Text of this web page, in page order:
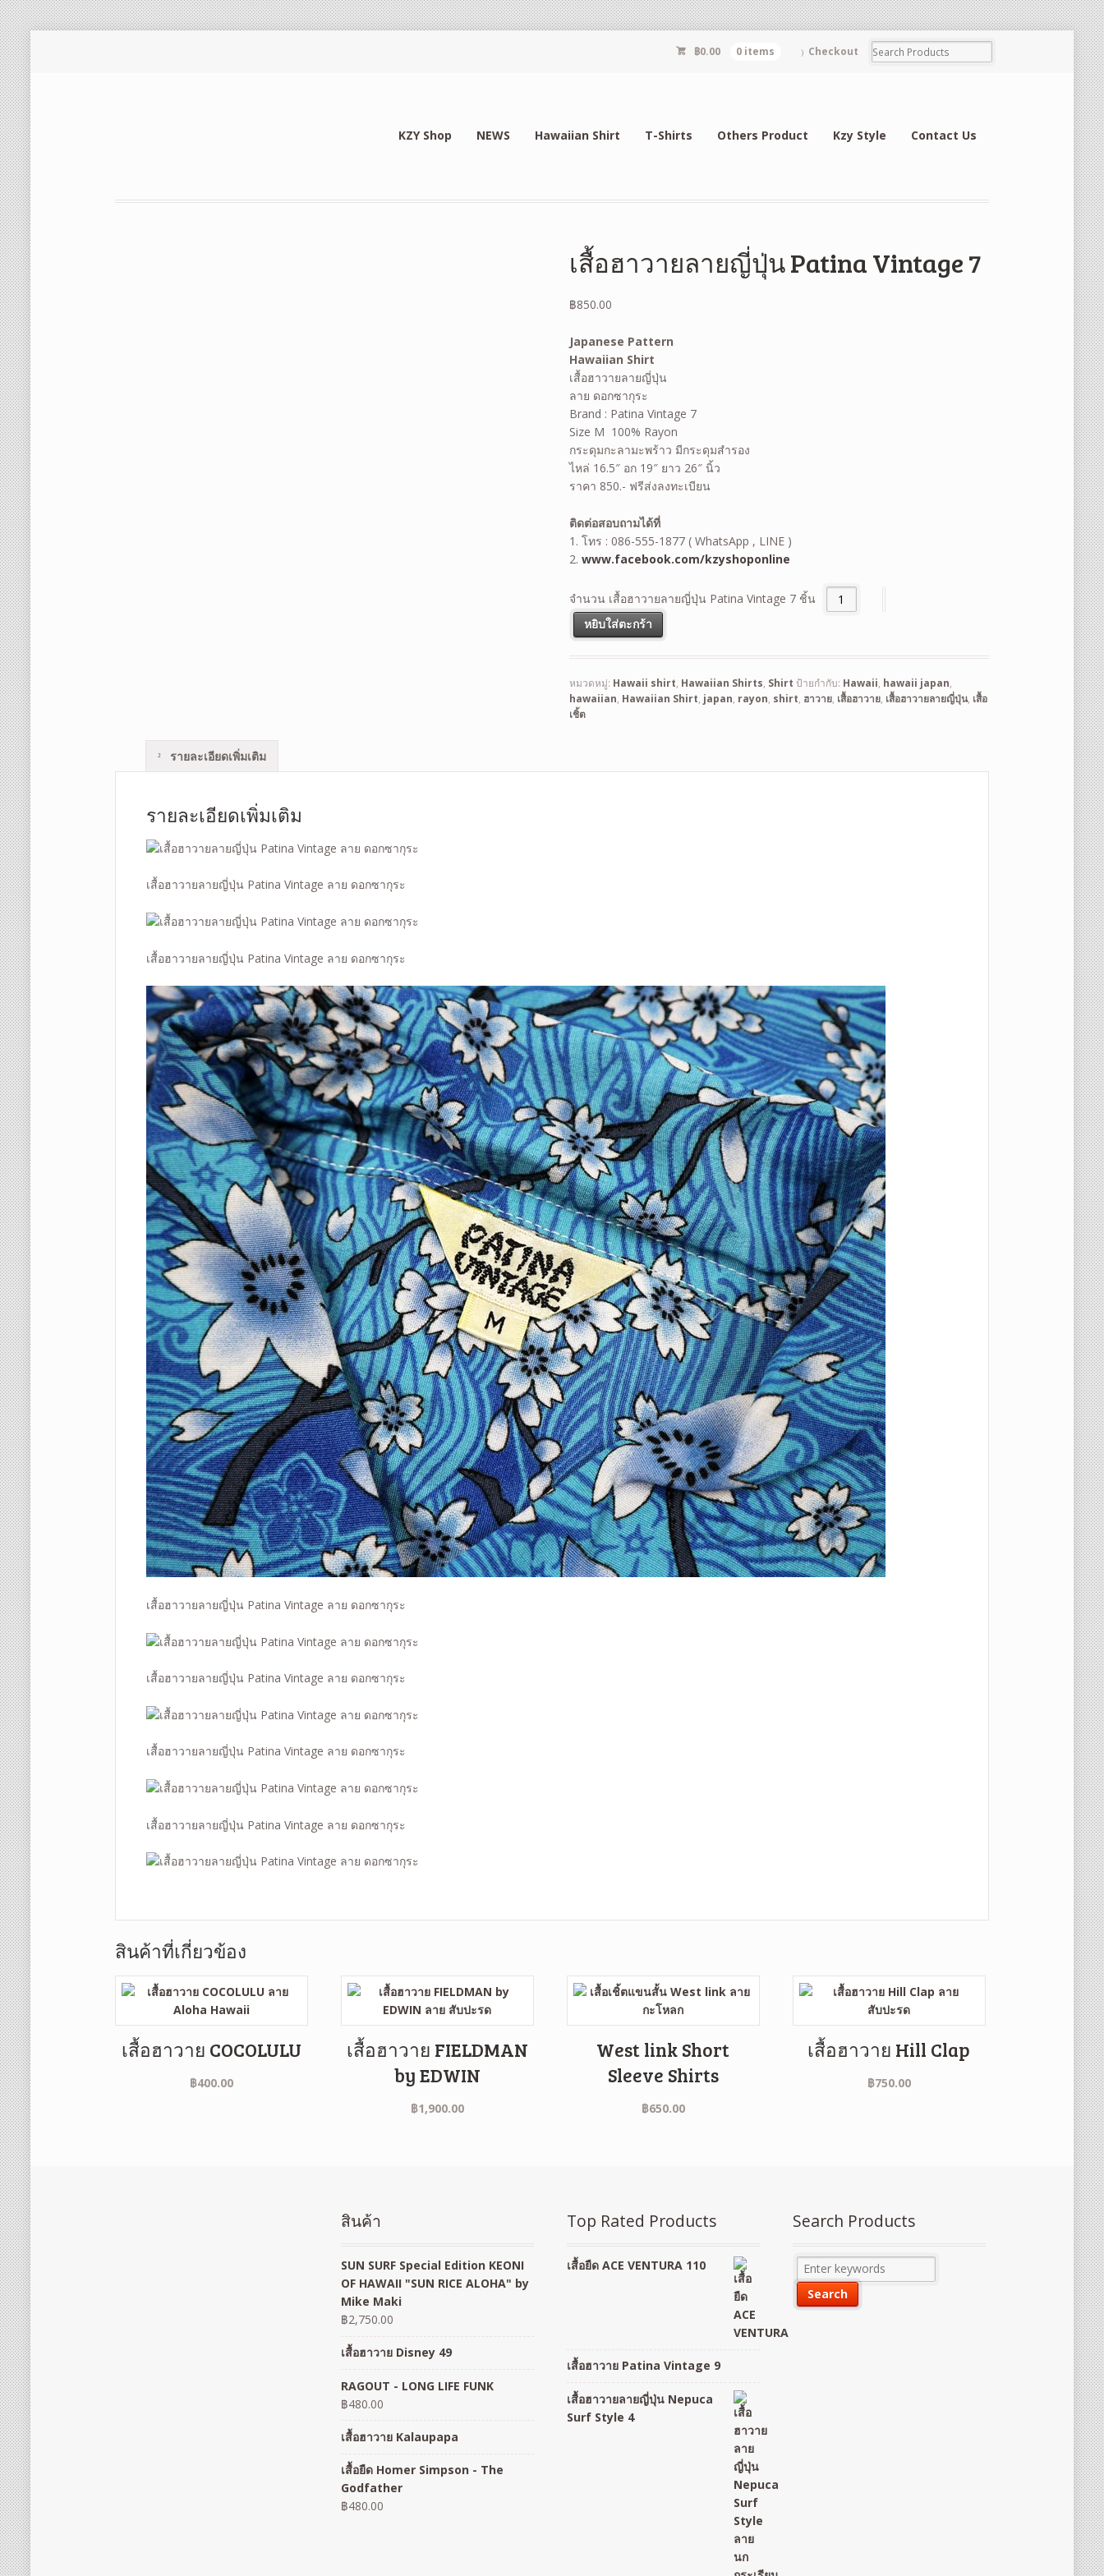
฿0.00 0 items Checkout
KZY Shop NEWS Hawaiian Shirt T-Shirts Others Product Kzy Style Contact Us
เสื้อฮาวายลายญี่ปุ่น Patina Vintage 7
฿850.00
Japanese Pattern
Hawaiian Shirt
เสื้อฮาวายลายญี่ปุ่น
ลาย ดอกซากุระ
Brand : Patina Vintage 7
Size M 100% Rayon
กระดุมกะลามะพร้าว มีกระดุมสำรอง
ไหล่ 16.5″ อก 19″ ยาว 26″ นิ้ว
ราคา 850.- ฟรีส่งลงทะเบียน
ติดต่อสอบถามได้ที่
1. โทร : 086-555-1877 ( WhatsApp , LINE )
2.www.facebook.com/kzyshoponline
จำนวน เสื้อฮาวายลายญี่ปุ่น Patina Vintage 7 ชิ้น
หยิบใส่ตะกร้า
หมวดหมู่: Hawaii shirt, Hawaiian Shirts, Shirt ป้ายกำกับ: Hawaii, hawaii japan,
hawaiian, Hawaiian Shirt, japan, rayon, shirt, ฮาวาย, เสื้อฮาวาย, เสื้อฮาวายลายญี่ปุ่น, เสื้อ
เชิ้ต
รายละเอียดเพิ่มเติม
รายละเอียดเพิ่มเติม
เสื้อฮาวายลายญี่ปุ่น Patina Vintage ลาย ดอกซากุระ
เสื้อฮาวายลายญี่ปุ่น Patina Vintage ลาย ดอกซากุระ
เสื้อฮาวายลายญี่ปุ่น Patina Vintage ลาย ดอกซากุระ
เสื้อฮาวายลายญี่ปุ่น Patina Vintage ลาย ดอกซากุระ
เสื้อฮาวายลายญี่ปุ่น Patina Vintage ลาย ดอกซากุระ
เสื้อฮาวายลายญี่ปุ่น Patina Vintage ลาย ดอกซากุระ
สินค้าที่เกี่ยวข้อง
เสื้อฮาวาย COCOLULU
฿400.00
เสื้อฮาวาย FIELDMAN
by EDWIN
฿1,900.00
West link Short
Sleeve Shirts
฿650.00
เสื้อฮาวาย Hill Clap
฿750.00
สินค้า
SUN SURF Special Edition KEONI
OF HAWAII "SUN RICE ALOHA" by
Mike Maki
฿2,750.00
เสื้อฮาวาย Disney 49
RAGOUT - LONG LIFE FUNK
฿480.00
เสื้อฮาวาย Kalaupapa
เสื้อยืด Homer Simpson - The
Godfather
฿480.00
Top Rated Products
เสื้อยืด ACE VENTURA 110
เสื้อฮาวาย Patina Vintage 9
เสื้อฮาวายลายญี่ปุ่น Nepuca
Surf Style 4
Search Products